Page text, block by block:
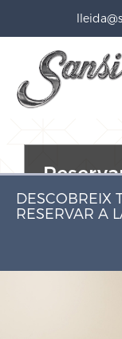
Codi
DESCOBREIX
RESERVAR A